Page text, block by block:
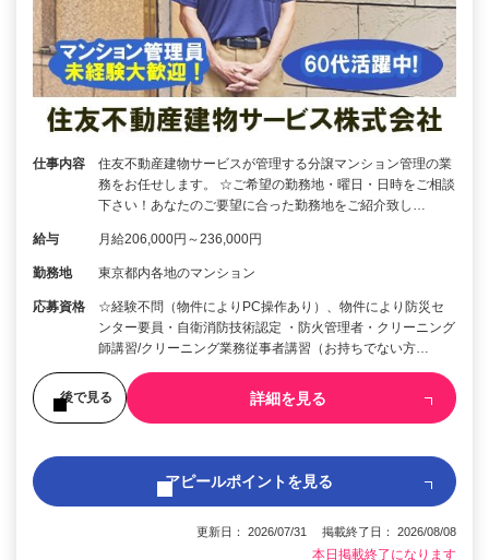
仕事内容
住友不動産建物サービスが管理する分譲マンション管理の業
務をお任せします。 ☆ご希望の勤務地・曜日・日時をご相談
下さい！あなたのご要望に合った勤務地をご紹介致し…
給与 月給206,000円～236,000円
勤務地 東京都内各地のマンション
応募資格
☆経験不問（物件によりPC操作あり）、物件により防災セ
ンター要員・自衛消防技術認定 ・防火管理者・クリーニング
師講習/クリーニング業務従事者講習（お持ちでない方…
後で見る 詳細を見る
アピールポイントを見る
更新日： 2026/07/31 掲載終了日： 2026/08/08
本日掲載終了になります